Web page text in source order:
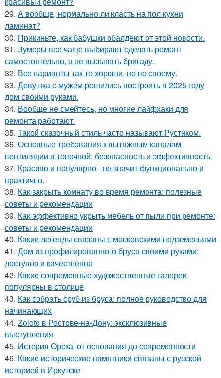
29. А вообще, нормально ли класть на пол кухни
ламинат?
30. Прикиньте, как бабушки обалдеют от этой новости.
31. Зумеры всё чаще выбирают сделать ремонт
самостоятельно, а не вызывать бригаду.
32. Все варианты так то хороши, но по своему.
33. Девушка с мужем решились построить в 2025 году
дом своими руками.
34. Вообще не смейтесь, но многие лайфхаки для
ремонта работают.
35. Такой сказочный стиль часто называют Рустиком.
36. Основные требования к вытяжным каналам
вентиляции в топочной: безопасность и эффективность
37. Красиво и популярно - не значит функционально и
практично.
38. Как закрыть комнату во время ремонта: полезные
советы и рекомендации
39. Как эффективно укрыть мебель от пыли при ремонте:
советы и рекомендации
40. Какие легенды связаны с московскими подземельями
41. Дом из профилированного бруса своими руками:
доступно и качественно
42. Какие современные художественные галереи
популярны в столице
43. Как собрать сруб из бруса: полное руководство для
начинающих
44. Zoloto в Ростове-на-Дону: эксклюзивные
выступления
45. История Орска: от основания до современности
46. Какие исторические памятники связаны с русской
историей в Иркутске